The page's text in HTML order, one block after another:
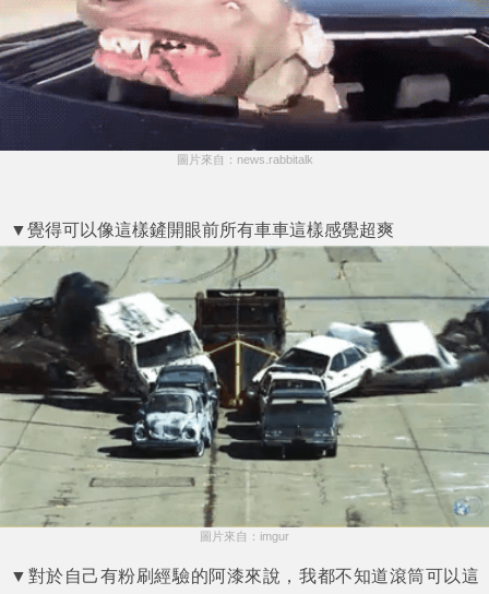
圖片來自：news.rabbitalk
▼覺得可以像這樣鏟開眼前所有車車這樣感覺超爽
圖片來自：imgur
▼對於自己有粉刷經驗的阿漆來說，我都不知道滾筒可以這